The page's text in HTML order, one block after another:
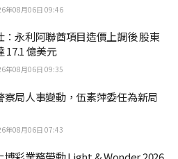
年08月06日 09:46
：永利阿聯酋項目造價上調後 股東
17.1 億美元
年08月06日 09:35
察局人事變動，伍素萍委任為新局
年08月06日 07:43